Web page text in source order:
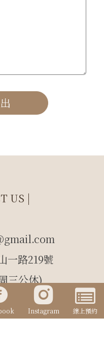
US |
一路219號
三公休)
Instagram 線上預約